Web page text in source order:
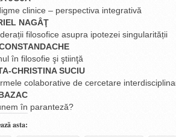
clinice – perspectiva integrativă
NAGÂŢ
filosofice asupra ipotezei singularității
în filosofie şi ştiinţă
CHRISTINA SUCIU
colaborative de cercetare
în paranteză?
asta: